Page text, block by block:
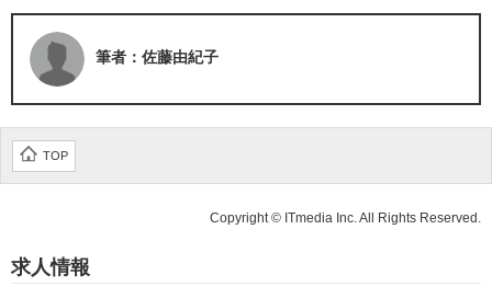
筆者：佐藤由紀子
TOP
Copyright © ITmedia Inc. All Rights Reserved.
求人情報